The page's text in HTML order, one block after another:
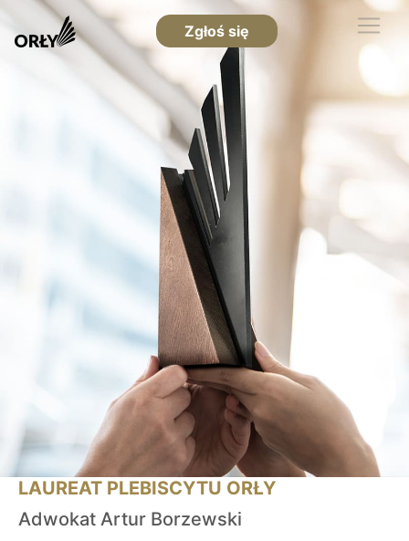
Zgłoś się
LAUREAT PLEBISCYTU ORŁY
Adwokat Artur Borzewski